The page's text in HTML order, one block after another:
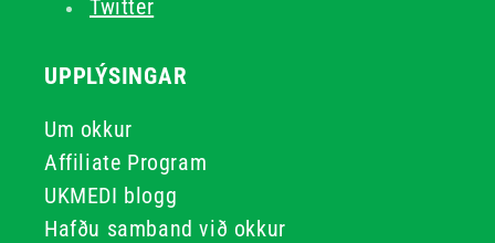
Twitter
UPPLÝSINGAR
Um okkur
Affiliate Program
UKMEDI blogg
Hafðu samband við okkur